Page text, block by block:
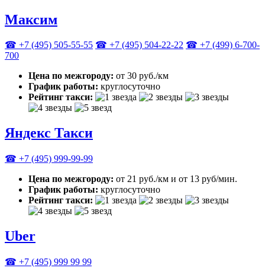
Максим
☎ +7 (495) 505-55-55 ☎ +7 (495) 504-22-22 ☎ +7 (499) 6-700-
700
Цена по межгороду: от 30 руб./км
График работы: круглосуточно
Рейтинг такси:
Яндекс Такси
☎ +7 (495) 999-99-99
Цена по межгороду: от 21 руб./км и от 13 руб/мин.
График работы: круглосуточно
Рейтинг такси:
Uber
☎ +7 (495) 999 99 99